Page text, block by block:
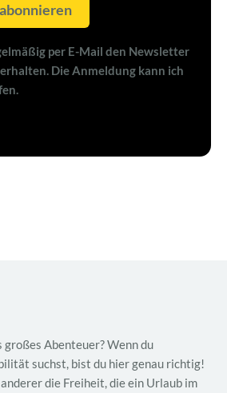
per E-Mail den Newsletter
Die Anmeldung kann ich
Abenteuer? Wenn du
suchst, bist du hier genau richtig!
die Freiheit, die ein Urlaub im